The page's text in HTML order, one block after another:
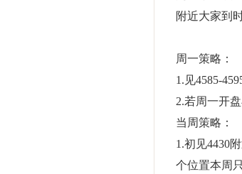
附近大家到
周一策略：
1.见4585-
2.若周一开
当周策略：
1.初见4430
个位置本周